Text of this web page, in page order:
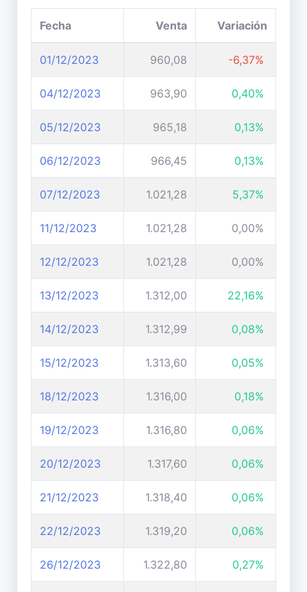
Fecha Venta Variación
01/12/2023 960,08 -6,37%
04/12/2023 963,90 0,40%
05/12/2023 965,18 0,13%
06/12/2023 966,45 0,13%
07/12/2023 1.021,28 5,37%
11/12/2023 1.021,28 0,00%
12/12/2023 1.021,28 0,00%
13/12/2023 1.312,00 22,16%
14/12/2023 1.312,99 0,08%
15/12/2023 1.313,60 0,05%
18/12/2023 1.316,00 0,18%
19/12/2023 1.316,80 0,06%
20/12/2023 1.317,60 0,06%
21/12/2023 1.318,40 0,06%
22/12/2023 1.319,20 0,06%
26/12/2023 1.322,80 0,27%